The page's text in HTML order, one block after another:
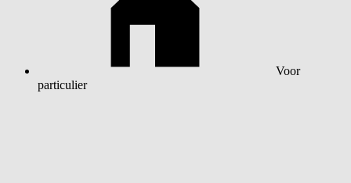
Voor
particulier